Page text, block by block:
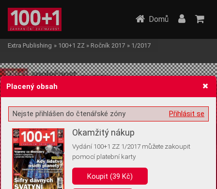
Žádost o souhlas s ukládáním volitelných informací
Pro základní fungování webu nepotřebujeme ukládat žádné informace
(tzv. cookies apod.). Rádi bychom vás ale požádali o souhlas s
Domů
Extra Publishing » 100+1 ZZ » Ročník 2017 » 1/2017
Placený obsah
Přihlásit se
Nejste přihlášen do čtenářské zóny
Okamžitý nákup
Vydání 100+1 ZZ 1/2017 můžete zakoupit
pomocí platební karty
Koupit (39 Kč)